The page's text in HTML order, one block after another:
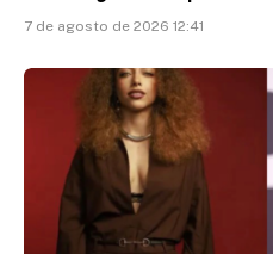
7 de agosto de 2026 12:41